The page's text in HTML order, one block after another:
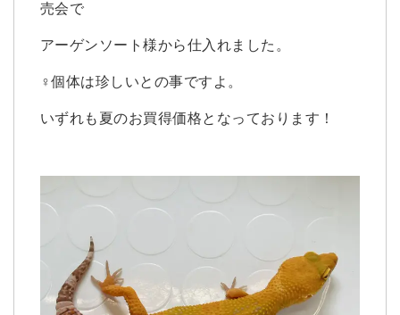
売会で
アーゲンソート様から仕入れました。
♀個体は珍しいとの事ですよ。
いずれも夏のお買得価格となっております！